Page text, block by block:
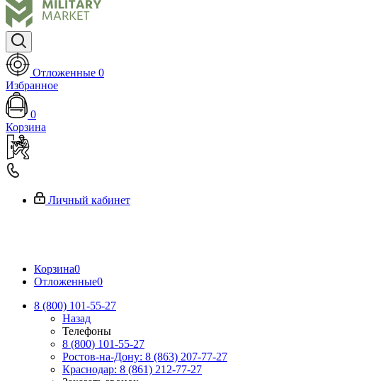
Отложенные 0
Избранное
0
Корзина
Личный кабинет
Корзина0
Отложенные0
8 (800) 101-55-27
Назад
Телефоны
8 (800) 101-55-27
Ростов-на-Дону: 8 (863) 207-77-27
Краснодар: 8 (861) 212-77-27